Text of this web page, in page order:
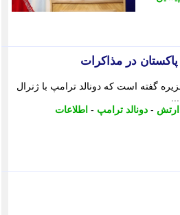
در مذاکرات
گفته است که دونالد ترامپ با ژنرال
ارتش - دونالد ترامپ - اطلاعات